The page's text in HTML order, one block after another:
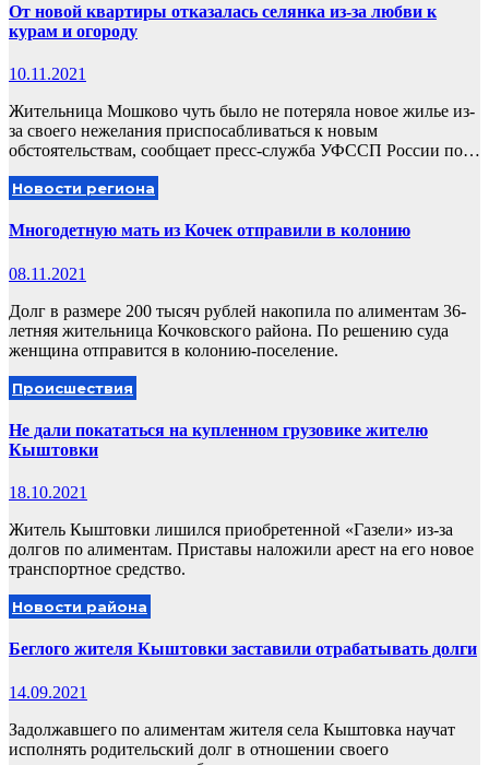
От новой квартиры отказалась селянка из-за любви к
курам и огороду
10.11.2021
Жительница Мошково чуть было не потеряла новое жилье из-
за своего нежелания приспосабливаться к новым
обстоятельствам, сообщает пресс-служба УФССП России по…
Новости региона
Многодетную мать из Кочек отправили в колонию
08.11.2021
Долг в размере 200 тысяч рублей накопила по алиментам 36-
летняя жительница Кочковского района. По решению суда
женщина отправится в колонию-поселение.
Происшествия
Не дали покататься на купленном грузовике жителю
Кыштовки
18.10.2021
Житель Кыштовки лишился приобретенной «Газели» из-за
долгов по алиментам. Приставы наложили арест на его новое
транспортное средство.
Новости района
Беглого жителя Кыштовки заставили отрабатывать долги
14.09.2021
Задолжавшего по алиментам жителя села Кыштовка научат
исполнять родительский долг в отношении своего